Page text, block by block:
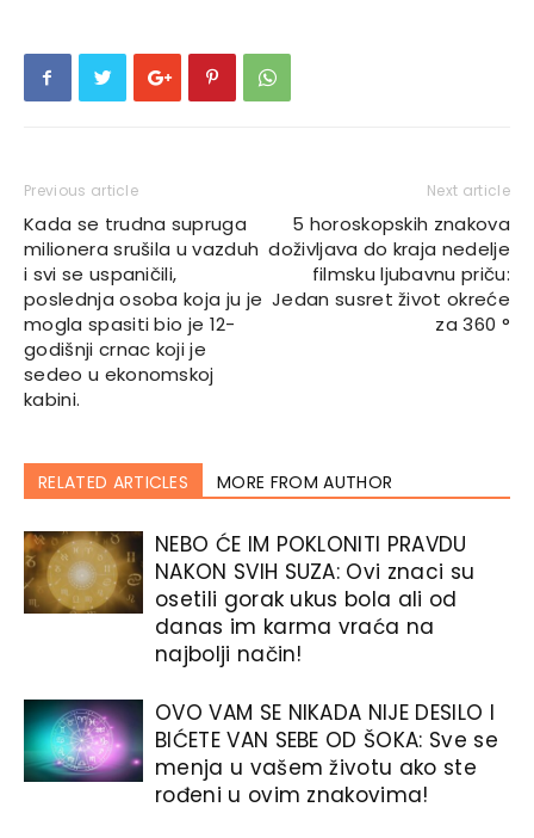
Previous article
Kada se trudna supruga
milionera srušila u vazduh
i svi se uspaničili,
poslednja osoba koja ju je
mogla spasiti bio je 12-
godišnji crnac koji je
sedeo u ekonomskoj
kabini.
Next article
5 horoskopskih znakova
doživljava do kraja nedelje
filmsku ljubavnu priču:
Jedan susret život okreće
za 360 °
RELATED ARTICLES MORE FROM AUTHOR
NEBO ĆE IM POKLONITI PRAVDU
NAKON SVIH SUZA: Ovi znaci su
osetili gorak ukus bola ali od
danas im karma vraća na
najbolji način!
OVO VAM SE NIKADA NIJE DESILO I
BIĆETE VAN SEBE OD ŠOKA: Sve se
menja u vašem životu ako ste
rođeni u ovim znakovima!